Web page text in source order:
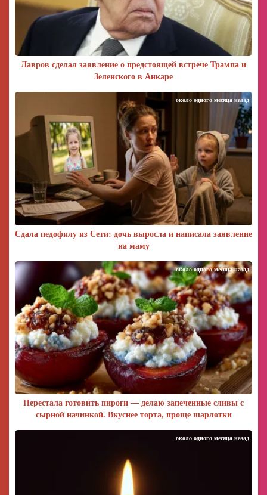
Лавров сделал заявление о предстоящей встрече Трампа и
Зеленского в Анкаре
Сдала педофилу из Сети: дочь выросла и написала заявление
на маму
около одного месяца назад
Перестала готовить пироги — делаю запеченные сливы с
сырной начинкой. Вкуснее торта, проще шарлотки
около одного месяца назад
около одного месяца назад